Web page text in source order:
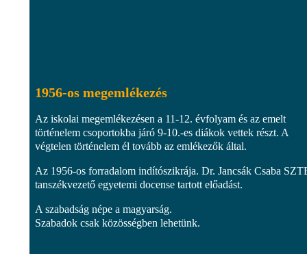
1956-os megemlékezés
Az iskolai megemlékezésen a 11-12. évfolyam és az emelt
történelem csoportokba járó 9-10.-es diákok vettek részt. A
végtelen történelem él tovább az emlékezők által.
Az 1956-os forradalom indítószikrája. Dr. Jancsák Csaba
tanszékvezető egyetemi docense tartott előadást.
A szabadság népe a magyarság.
Szabadok csak közösségben lehetünk.